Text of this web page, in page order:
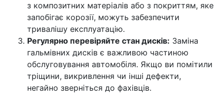
з композитних матеріалів або з покриттям, яке
запобігає корозії, можуть забезпечити
тривалішу експлуатацію.
Регулярно перевіряйте стан дисків: Заміна
гальмівних дисків є важливою частиною
обслуговування автомобіля. Якщо ви помітили
тріщини, викривлення чи інші дефекти,
негайно зверніться до фахівців.